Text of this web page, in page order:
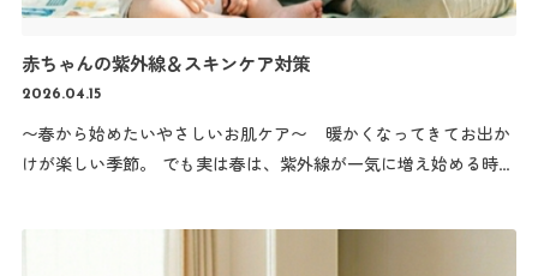
赤ちゃんの紫外線＆スキンケア対策
2026.04.15
〜春から始めたいやさしいお肌ケア〜 暖かくなってきてお出か
けが楽しい季節。 でも実は春は、紫外線が一気に増え始める時期
りケアを始めましょう。
赤ちゃんに日焼け止めって必要？